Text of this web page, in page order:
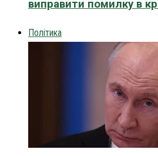
виправити помилку в
Політика